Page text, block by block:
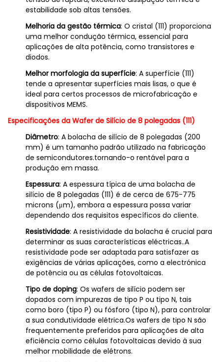
estabilidade sob altas tensões.
Melhoria da gestão térmica: O cristal (111) proporciona
uma melhor condução térmica, essencial para
aplicações de alta potência, como transistores e
diodos.
Melhor morfologia da superfície: A superfície (111)
tende a apresentar superfícies mais lisas, o que é
ideal para certos processos de microfabricação e
dispositivos MEMS.
Especificações da Wafer de Silício de 8 polegadas (111)
Diâmetro: A bolacha de silício de 8 polegadas (200
mm) é um tamanho padrão utilizado na fabricação
de semicondutores.tornando-o rentável para a
produção em massa.
Espessura: A espessura típica de uma bolacha de
silício de 8 polegadas (111) é de cerca de 675-775
microns (μm), embora a espessura possa variar
dependendo dos requisitos específicos do cliente.
Resistividade: A resistividade da bolacha é crucial para
determinar as suas características eléctricas..A
resistividade pode ser adaptada para satisfazer as
exigências de várias aplicações, como a electrónica
de potência ou as células fotovoltaicas.
Tipo de doping: Os wafers de silício podem ser
dopados com impurezas de tipo P ou tipo N, tais
como boro (tipo P) ou fósforo (tipo N), para controlar
a sua condutividade elétrica.Os wafers de tipo N são
frequentemente preferidos para aplicações de alta
eficiência como células fotovoltaicas devido à sua
melhor mobilidade de elétrons.